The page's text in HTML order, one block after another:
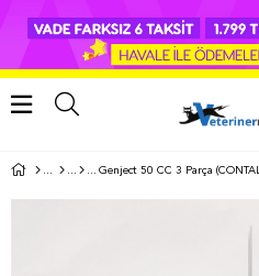
Genject 50 CC 3 Parça